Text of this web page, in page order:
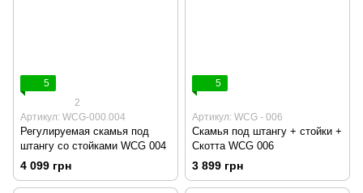
5
2
Артикул: WCG-000.004
Регулируемая скамья под
штангу со стойками WCG 004
4 099 грн
5
Артикул: WCG - 006
Скамья под штангу + стойки +
Скотта WCG 006
3 899 грн